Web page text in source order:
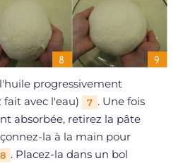
progressivement
fait avec l'eau)
7 . Une fois
absorbée, retirez la pâte
la à la main pour
8 . Placez-la dans un bol